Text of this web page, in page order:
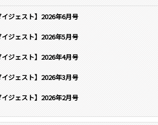
イジェスト】2026年6月号
イジェスト】2026年5月号
イジェスト】2026年4月号
イジェスト】2026年3月号
イジェスト】2026年2月号